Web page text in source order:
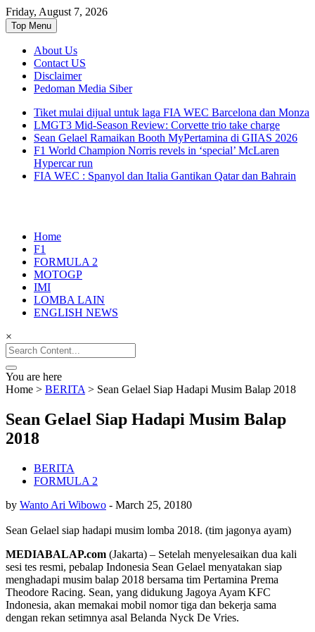
Friday, August 7, 2026
Top Menu
About Us
Contact US
Disclaimer
Pedoman Media Siber
Tiket mulai dijual untuk laga FIA WEC Barcelona dan Monza
LMGT3 Mid-Season Review: Corvette trio take charge
Sean Gelael Ramaikan Booth MyPertamina di GIIAS 2026
F1 World Champion Norris revels in ‘special’ McLaren
Hypercar run
FIA WEC : Spanyol dan Italia Gantikan Qatar dan Bahrain
MediaBalap.com | Informasi
Balap Terupdate
Seputar MotoGP GP2 GP3 F2 F3 SERI
ASIA LMP2 F1 dll
Home
F1
FORMULA 2
MOTOGP
IMI
LOMBA LAIN
ENGLISH NEWS
×
Search
for:
You are here
Home > BERITA > Sean Gelael Siap Hadapi Musim Balap 2018
Sean Gelael Siap Hadapi Musim Balap
2018
BERITA
FORMULA 2
by Wanto Ari Wibowo - March 25, 20180
Sean Gelael siap hadapi musim lomba 2018. (tim jagonya ayam)
MEDIABALAP.com (Jakarta) – Setelah menyelesaikan dua kali
sesi tes resmi, pebalap Indonesia Sean Gelael menyatakan siap
menghadapi musim balap 2018 bersama tim Pertamina Prema
Theodore Racing. Sean, yang didukung Jagoya Ayam KFC
Indonesia, akan memakai mobil nomor tiga dan bekerja sama
dengan rekan setimnya asal Belanda Nyck De Vries.